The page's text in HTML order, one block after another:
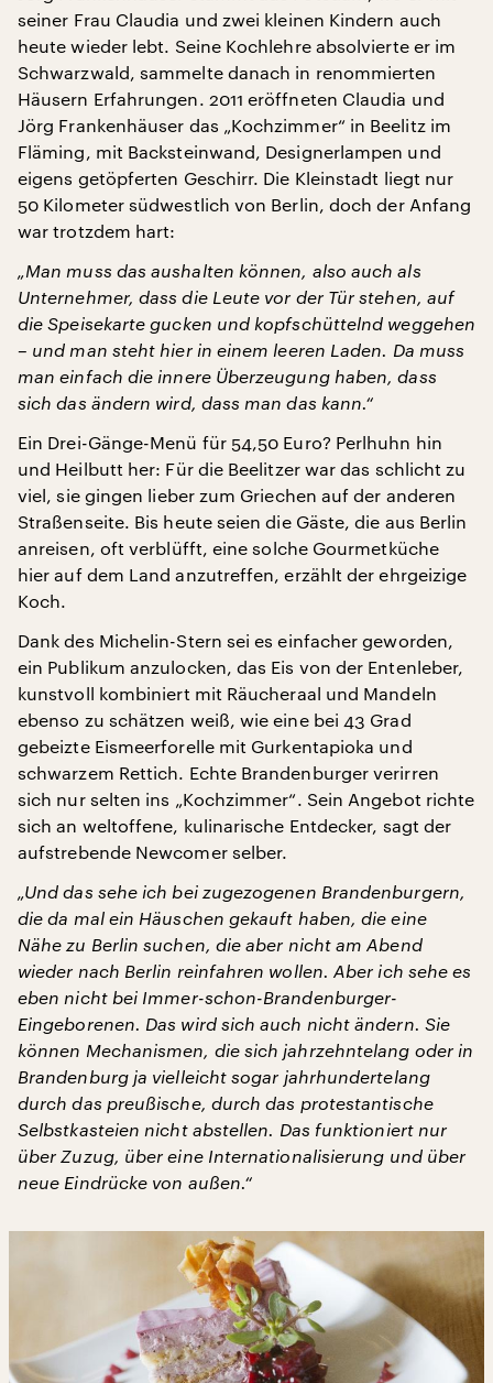
seiner Frau Claudia und zwei kleinen Kindern auch
heute wieder lebt. Seine Kochlehre absolvierte er im
Schwarzwald, sammelte danach in renommierten
Häusern Erfahrungen. 2011 eröffneten Claudia und
Jörg Frankenhäuser das „Kochzimmer“ in Beelitz im
Fläming, mit Backsteinwand, Designerlampen und
eigens getöpferten Geschirr. Die Kleinstadt liegt nur
50 Kilometer südwestlich von Berlin, doch der Anfang
war trotzdem hart:
„Man muss das aushalten können, also auch als
Unternehmer, dass die Leute vor der Tür stehen, auf
die Speisekarte gucken und kopfschüttelnd weggehen
– und man steht hier in einem leeren Laden. Da muss
man einfach die innere Überzeugung haben, dass
sich das ändern wird, dass man das kann.“
Ein Drei-Gänge-Menü für 54,50 Euro? Perlhuhn hin
und Heilbutt her: Für die Beelitzer war das schlicht zu
viel, sie gingen lieber zum Griechen auf der anderen
Straßenseite. Bis heute seien die Gäste, die aus Berlin
anreisen, oft verblüfft, eine solche Gourmetküche
hier auf dem Land anzutreffen, erzählt der ehrgeizige
Koch.
Dank des Michelin-Stern sei es einfacher geworden,
ein Publikum anzulocken, das Eis von der Entenleber,
kunstvoll kombiniert mit Räucheraal und Mandeln
ebenso zu schätzen weiß, wie eine bei 43 Grad
gebeizte Eismeerforelle mit Gurkentapioka und
schwarzem Rettich. Echte Brandenburger verirren
sich nur selten ins „Kochzimmer“. Sein Angebot richte
sich an weltoffene, kulinarische Entdecker, sagt der
aufstrebende Newcomer selber.
„Und das sehe ich bei zugezogenen Brandenburgern,
die da mal ein Häuschen gekauft haben, die eine
Nähe zu Berlin suchen, die aber nicht am Abend
wieder nach Berlin reinfahren wollen. Aber ich sehe es
eben nicht bei Immer-schon-Brandenburger-
Eingeborenen. Das wird sich auch nicht ändern. Sie
können Mechanismen, die sich jahrzehntelang oder in
Brandenburg ja vielleicht sogar jahrhundertelang
durch das preußische, durch das protestantische
Selbstkasteien nicht abstellen. Das funktioniert nur
über Zuzug, über eine Internationalisierung und über
neue Eindrücke von außen.“